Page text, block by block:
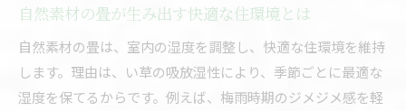
畳の素材選びが快適な生活空間を左右する
耐久性やメンテナンス性で選ぶ畳素材
畳の機能性が住まいに与える影響とは
畳の良さを活かすための手入れと選び方
自然素材の畳が生み出す快適な住環境とは
自然素材の畳は、室内の湿度を調整し、快適な住環境を維持
します。理由は、い草の吸放湿性により、季節ごとに最適な
湿度を保てるからです。例えば、梅雨時期のジメジメ感を軽